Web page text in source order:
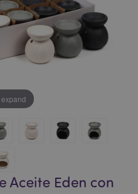
Aceite Eden con